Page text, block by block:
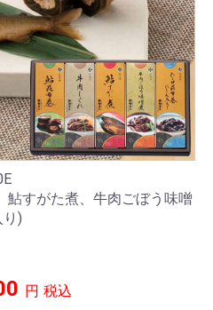
鮎すがた煮、牛肉ごぼう味噌
)
円 税込